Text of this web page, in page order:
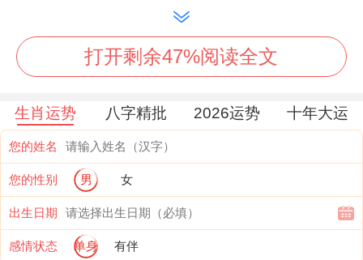
此日据载为2026年适宜装灶台得吉日之一
并结合其他吉时考量！
4.2026年2月19日· 星期四 · 农历正月初三 ·
冲马煞南。
此日黄历信息显示忌「作灶」，但提及宜
打开剩余47%阅读全文
生肖运势 八字精批 2026运势 十年大运
您的姓名
您的性别 男 女
出生日期
感情状态 单身 有伴